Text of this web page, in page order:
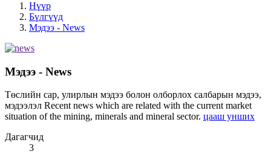
Нүүр
Бүлгүүд
Мэдээ - News
Мэдээ - News
Төслийн сар, улирлын мэдээ болон олборлох салбарын мэдээ,
мэдээлэл Recent news which are related with the current market
situation of the mining, minerals and mineral sector. цааш унших
Дагагчид
3